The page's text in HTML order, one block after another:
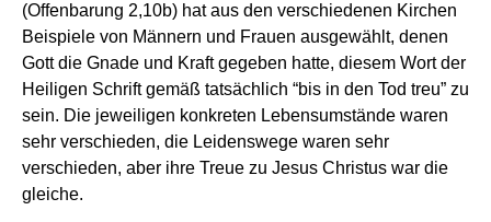
(Offenbarung 2,10b) hat aus den verschiedenen Kirchen
Beispiele von Männern und Frauen ausgewählt, denen
Gott die Gnade und Kraft gegeben hatte, diesem Wort der
Heiligen Schrift gemäß tatsächlich “bis in den Tod treu” zu
sein. Die jeweiligen konkreten Lebensumstände waren
sehr verschieden, die Leidenswege waren sehr
verschieden, aber ihre Treue zu Jesus Christus war die
gleiche.